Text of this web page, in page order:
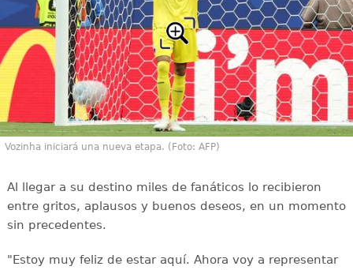
Vozinha iniciará una nueva etapa. (Foto: AFP)
Al llegar a su destino miles de fanáticos lo recibieron
entre gritos, aplausos y buenos deseos, en un momento
sin precedentes.
"Estoy muy feliz de estar aquí. Ahora voy a representar